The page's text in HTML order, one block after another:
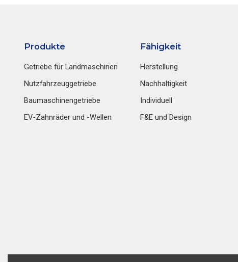
Produkte
Getriebe für Landmaschinen
Nutzfahrzeuggetriebe
Baumaschinengetriebe
EV-Zahnräder und -Wellen
Fähigkeit
Herstellung
Nachhaltigkeit
Individuell
F&E und Design